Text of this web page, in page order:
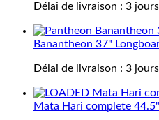
Délai de livraison : 3 jours
Banantheon 37"
Délai de livraison : 3 jours
Mata Hari complete